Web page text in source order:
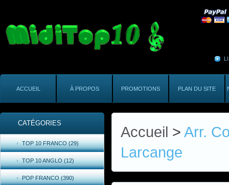
ACCUEIL À PROPOS PROMOTIONS PLAN DU SITE
CATÉGORIES
TOP 10 FRANCO (29)
TOP 10 ANGLO (12)
POP FRANCO (390)
Accueil > Arr.
Larcange